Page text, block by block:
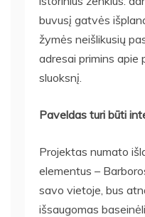
buvusį gatvės
žymės neišlikusių
adresai primins apie
sluoksnį.
Paveldas turi būti
Projektas numato
elementus –
savo vietoje, bus
išsaugomas